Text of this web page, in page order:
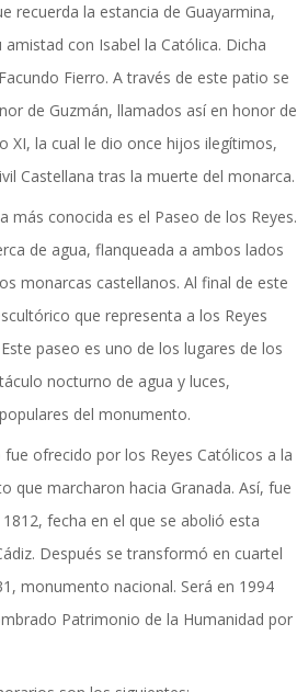
recuerda la estancia de Guayarmina,
con Isabel la Católica. Dicha
Fierro. A través de este patio se
de Guzmán, llamados así en honor de
XI, la cual le dio once hijos ilegítimos,
Castellana tras la muerte del monarca.
más conocida es el Paseo de los Reyes.
de agua, flanqueada a ambos lados
monarcas castellanos. Al final de este
que representa a los Reyes
paseo es uno de los lugares de los
nocturno de agua y luces,
del monumento.
ofrecido por los Reyes Católicos a la
que marcharon hacia Granada. Así, fue
fecha en el que se abolió esta
Después se transformó en cuartel
monumento nacional. Será en 1994
Patrimonio de la Humanidad por